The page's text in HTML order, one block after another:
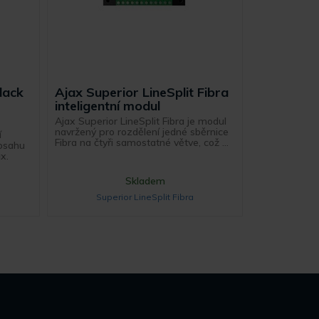
Ajax Superior LineSplit Fibra
inteligentní modul
Ajax Superior LineSplit Fibra je modul
navržený pro rozdělení jedné sběrnice
Fibra na čtyři samostatné větve, což ...
Skladem
Superior LineSplit Fibra